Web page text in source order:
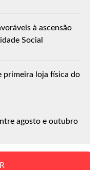
à ascensão
Social
primeira loja física do
agosto e outubro